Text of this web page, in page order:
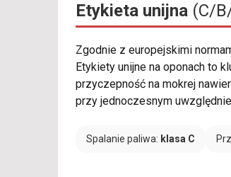
Etykieta unijna (C/
Zgodnie z europejskimi
Etykiety unijne na oponach to
przyczepność na mokrej
przy jednoczesnym
Spalanie paliwa: klasa C